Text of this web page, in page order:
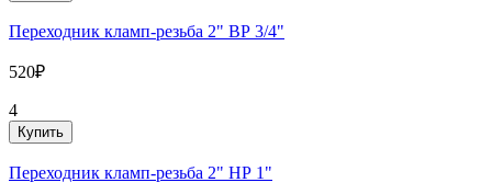
Переходник кламп-резьба 2" ВР 3/4"
520₽
4
Купить
Переходник кламп-резьба 2" НР 1"